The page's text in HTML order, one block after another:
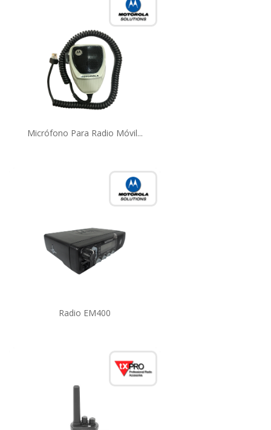
Micrófono Para Radio Móvil...
Radio EM400